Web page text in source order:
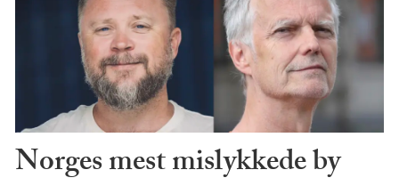
Norges mest mislykkede by